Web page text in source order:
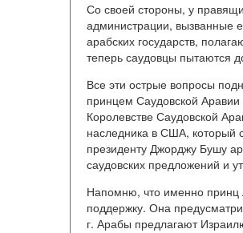
Со своей стороны, у
администрации, вызванные
арабских государств,
теперь саудовцы пытаются
Все эти острые вопросы
принцем Саудовской Аравии
Королевстве Саудовской
наследника в США, который
президенту Джорджу Бушу
саудовских предложений и
Напомню, что именно принц
поддержку. Она
г. Арабы предлагают